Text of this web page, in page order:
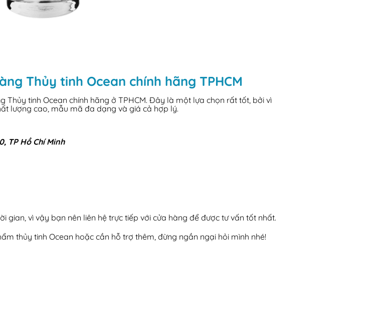
Thủy tinh Ocean chính hãng TPHCM
tinh Ocean chính hãng ở TPHCM. Đây là một lựa chọn rất tốt, bởi vì
lượng cao, mẫu mã đa dạng và giá cả hợp lý.
TP Hồ Chí Minh
gian, vì vậy bạn nên liên hệ trực tiếp với cửa hàng để được tư vấn tốt nhất.
thủy tinh Ocean hoặc cần hỗ trợ thêm, đừng ngần ngại hỏi mình nhé!